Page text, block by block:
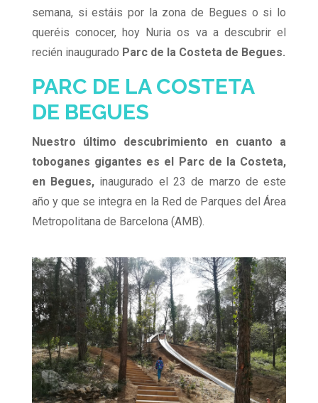
semana, si estáis por la zona de Begues o si lo
queréis conocer, hoy Nuria os va a descubrir el
recién inaugurado Parc de la Costeta de Begues.
PARC DE LA COSTETA
DE BEGUES
Nuestro último descubrimiento en cuanto a
toboganes gigantes es el Parc de la Costeta,
en Begues, inaugurado el 23 de marzo de este
año y que se integra en la Red de Parques del Área
Metropolitana de Barcelona (AMB).